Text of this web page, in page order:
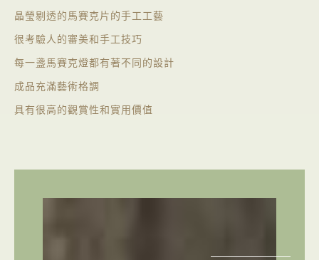
晶瑩剔透的馬賽克片的手工工藝
很考驗人的審美和手工技巧
每一盞馬賽克燈都有著不同的設計
成品充滿藝術格調
具有很高的觀賞性和實用價值